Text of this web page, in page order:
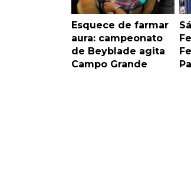
Esquece de farmar
aura: campeonato
de Beyblade agita
Campo Grande